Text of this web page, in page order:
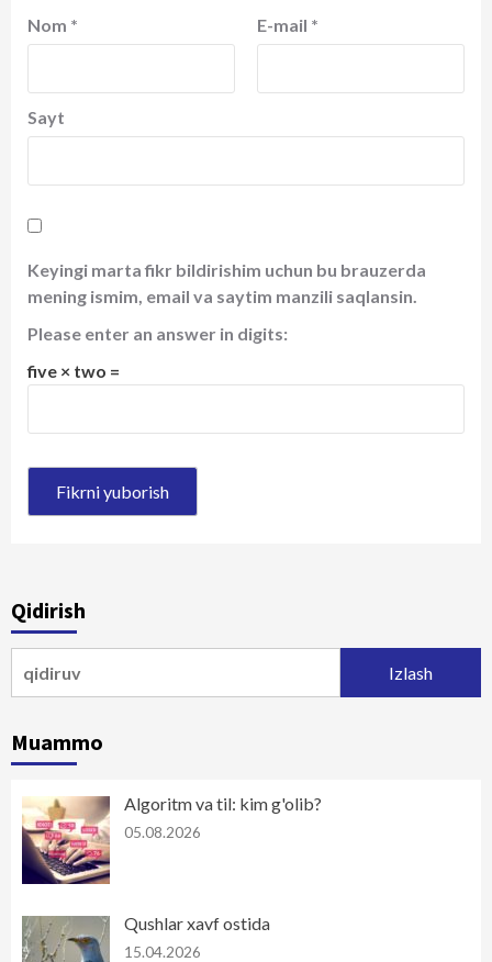
Nom * E-mail *
Sayt
Keyingi marta fikr bildirishim uchun bu brauzerda
mening ismim, email va saytim manzili saqlansin.
Please enter an answer in digits:
five × two =
Qidirish
Muammo
Algoritm va til: kim g'olib?
05.08.2026
Qushlar xavf ostida
15.04.2026